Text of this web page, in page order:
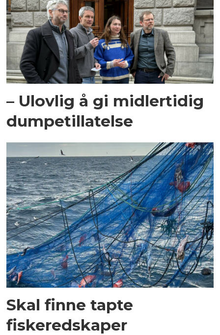
– Ulovlig å gi midlertidig
dumpetillatelse
Skal finne tapte
fiskeredskaper